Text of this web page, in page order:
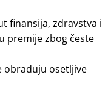
finansija, zdravstva i
premije zbog česte
obrađuju osetljive